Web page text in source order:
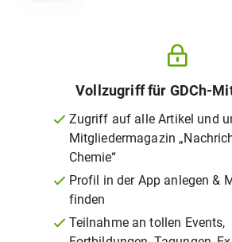
Vollzugriff für GDCh-
Zugriff auf alle Artikel und
Mitgliedermagazin
Chemie“
Profil in der App anlegen &
finden
Teilnahme an tollen Events,